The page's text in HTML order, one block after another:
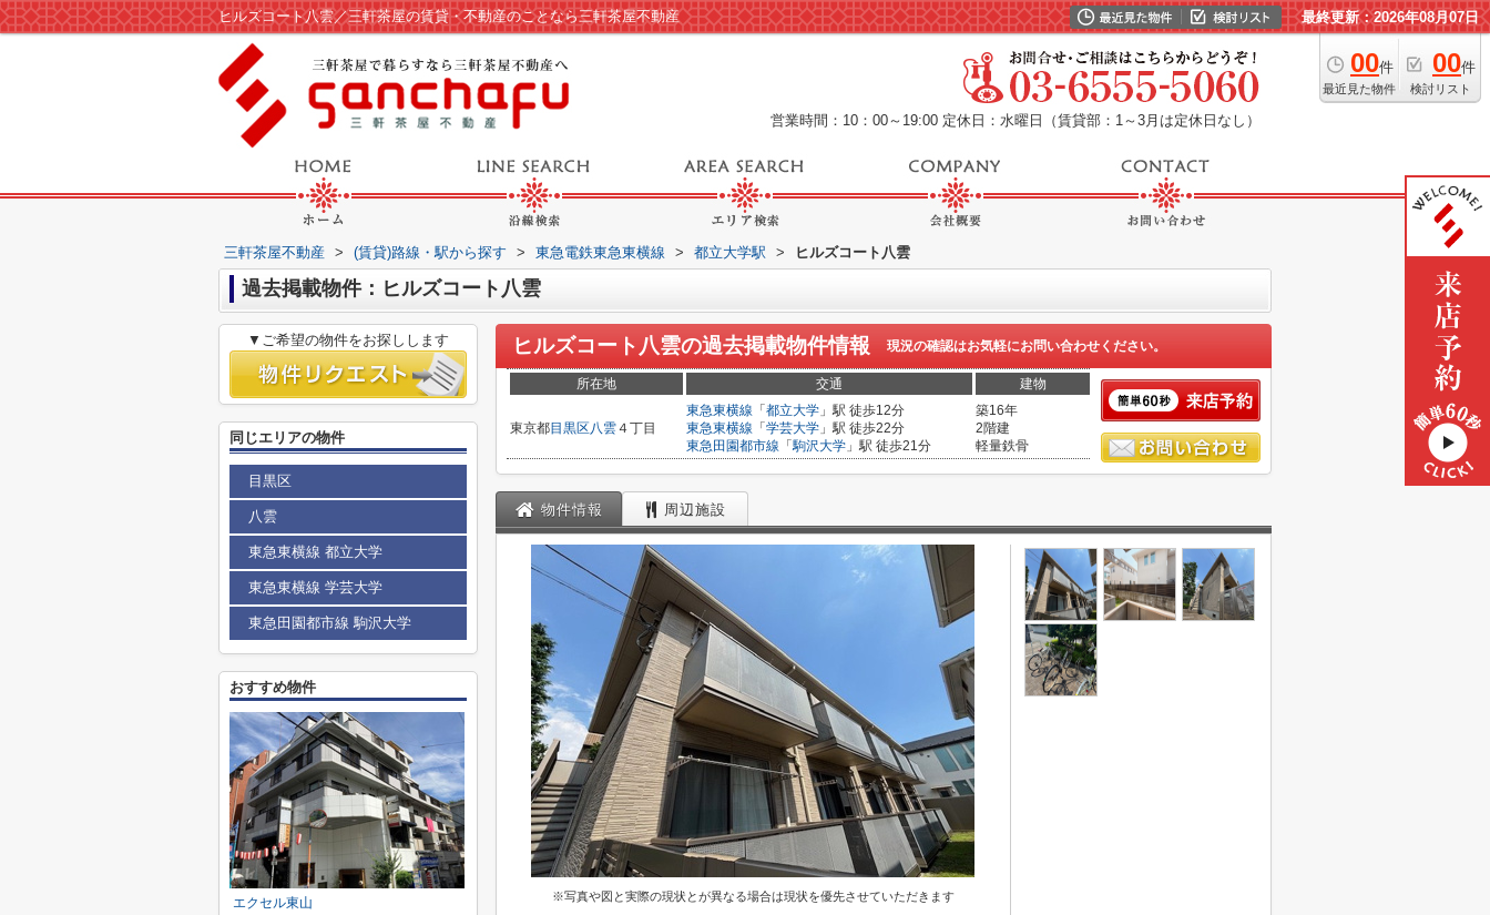
ヒルズコート八雲／三軒茶屋の賃貸・不動産のことなら三軒茶屋不動産 最終更新：2026年08月07日
00件
最近見た物件
00件
検討リスト
営業時間：10：00～19:00 定休日：水曜日（賃貸部：1～3月は定休日なし）
三軒茶屋不動産 > (賃貸)路線・駅から探す > 東急電鉄東急東横線 > 都立大学駅 > ヒルズコート八雲
過去掲載物件：ヒルズコート八雲
ヒルズコート八雲の過去掲載物件情報 現況の確認はお気軽にお問い合わせください。
所在地 交通 建物
東京都目黒区八雲４丁目
東急東横線 「 都立大学 」駅 徒歩12分
東急東横線 「 学芸大学 」駅 徒歩22分
東急田園都市線 「駒沢大学 」駅 徒歩21分
築16年
2階建
軽量鉄骨
物件情報 周辺施設
※写真や図と実際の現状とが異なる場合は現状を優先させていただきます
▼ご希望の物件をお探しします
同じエリアの物件
目黒区
八雲
東急東横線 都立大学
東急東横線 学芸大学
東急田園都市線 駒沢大学
おすすめ物件
エクセル東山